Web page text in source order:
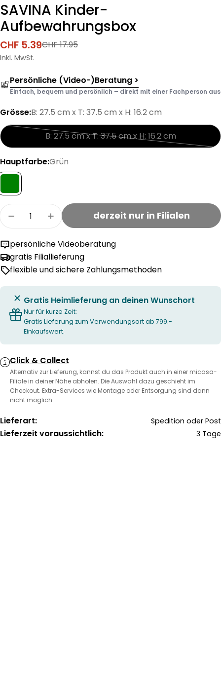
SAVINA Kinder-
Aufbewahrungsbox
Verkaufspreis
CHF 5.39
Regulärer
Preis
CHF 17.95
Inkl. MwSt.
Persönliche (Video-)Beratung >
Einfach, bequem und persönlich – direkt mit einer Fachperson aus
Grösse:B: 27.5 cm x T: 37.5 cm x H: 16.2 cm
B: 27.5 cm x T: 37.5 cm x H: 16.2 cm
Variante
Hauptfarbe:Grün
Menge
Menge für SAVINA Kinder-
Menge für SAVINA Kinder-
derzeit nur in Filialen
persönliche Videoberatung
gratis Filiallieferung
flexible und sichere Zahlungsmethoden
Gratis Heimlieferung an deinen Wunschort
Nur für kurze Zeit:
Gratis Lieferung zum Verwendungsort ab 799.-
Einkaufswert.
Click & Collect
Alternativ zur Lieferung, kannst du das Produkt auch in einer micasa-
Filiale in deiner Nähe abholen. Die Auswahl dazu geschieht im
Checkout. Extra-Services wie Montage oder Entsorgung sind dann
nicht möglich.
Lieferart: Spedition oder Post
Lieferzeit voraussichtlich: 3 Tage